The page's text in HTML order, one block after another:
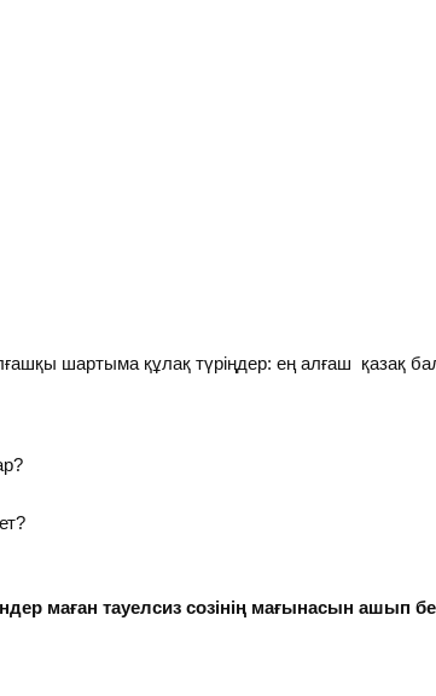
шартыма құлақ түріңдер: ең алғаш қазақ
маған тауелсиз созінің мағынасын ашып